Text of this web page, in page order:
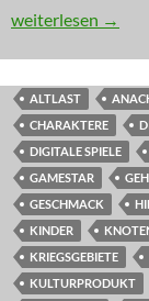
KOMMENTAR:
weiterlesen →
ALTLAST
CHARAKTERE
DIGITALE SPIELE
GAMESTAR
GESCHMACK
KINDER
KRIEGSGEBIETE
KULTURPRODUKT